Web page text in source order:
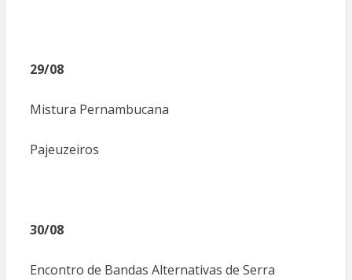
29/08
Mistura Pernambucana
Pajeuzeiros
30/08
Encontro de Bandas Alternativas de Serra